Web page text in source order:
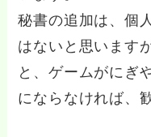
秘書の追加は、個
はないと思います
と、ゲームがにぎ
にならなければ、